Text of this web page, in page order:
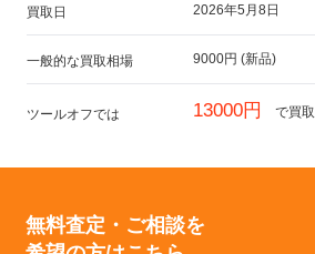
買取日 2026年5月8日
一般的な買取相場 9000円 (新品)
ツールオフでは 13000円 で買取
無料査定・ご相談を